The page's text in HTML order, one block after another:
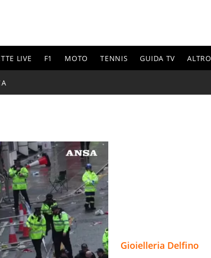
LIVE F1 MOTO TENNIS GUIDA TV ALTRO
Gioielleria Delfino